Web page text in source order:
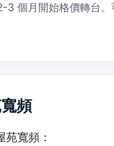
3 個月開始格價轉台
頻
寬頻：